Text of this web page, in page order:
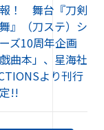
！ 舞台『刀剣
』（刀ステ）シ
ズ10周年企画
戯曲本」、星海社
より刊行
!!